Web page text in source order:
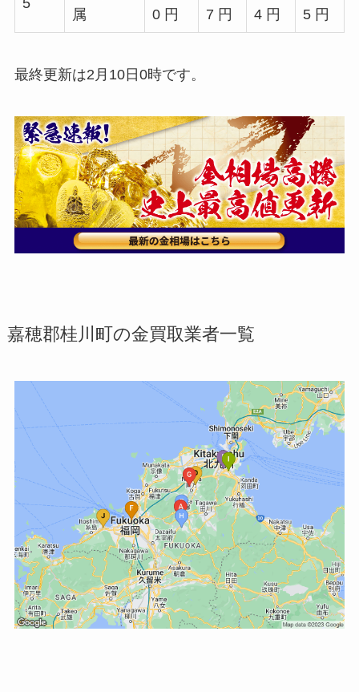
5
属
0 円
7 円
4 円
5 円
最終更新は2月10日0時です。
嘉穂郡桂川町の金買取業者一覧